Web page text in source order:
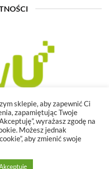
sklepie, aby zapewnić Ci
zapamiętując Twoje
wyrażasz zgodę na
Możesz jednak
aby zmienić swoje